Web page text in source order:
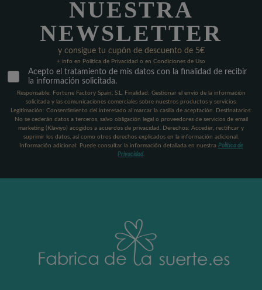
NUESTRA
NEWSLETTER
y consigue tu cupón de descuento de 5€
+ info en Política de Privacidad o en Condiciones de Uso
Acepto el tratamiento de mis datos con la finalidad de recibir
la información solicitada.
Responsable: Fortune Factory Spain, S.L. Finalidad: Gestionar el envío de la información
solicitada y las comunicaciones comerciales sobre nuestros productos y servicios.
Legitimación: Consentimiento del interesado al marcar la casilla de aceptación. Destinatarios:
No se cederán datos a terceros, salvo obligación legal o proveedores de servicios de email
marketing (Klaviyo) acogidos a acuerdos de privacidad. Derechos: Acceder, rectificar y
suprimir los datos, así como otros derechos explicados en la información adicional.
Información adicional: Puede consultar la información detallada en nuestra Política de
Privacidad